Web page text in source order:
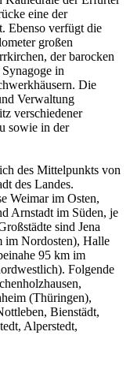
eine der
Ebenso verfügt die
großen
der barocken
in
Die
Verwaltung
verschiedener
sowie in der
des Mittelpunkts von
des Landes.
Weimar im Osten,
Arnstadt im Süden, je
sind Jena
im Nordosten), Halle
95 km im
Folgende
(Thüringen),
Bienstädt,
Alperstedt,